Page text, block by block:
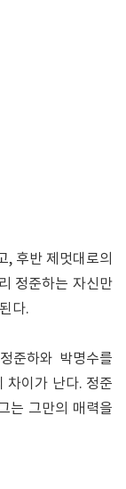
, 후반 제멋대로의
정준하는 자신만
다.
준하와 박명수를
차이가 난다. 정준
는 그만의 매력을